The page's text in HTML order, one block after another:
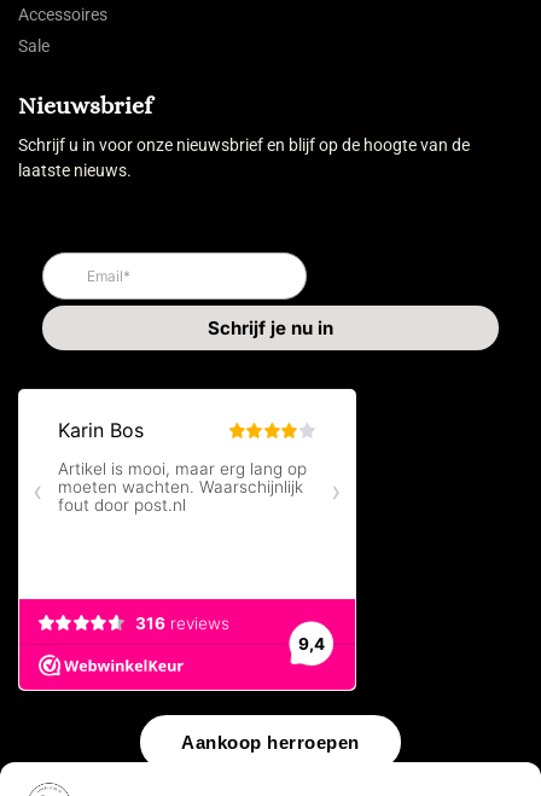
Accessoires
Sale
Nieuwsbrief
Schrijf u in voor onze nieuwsbrief en blijf op de hoogte van de
laatste nieuws.
Aankoop herroepen